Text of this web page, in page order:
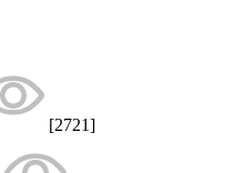
[2721]